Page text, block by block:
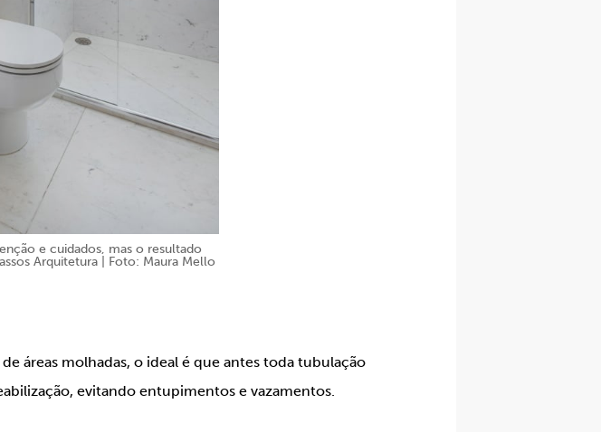
e cuidados, mas o resultado
Arquitetura | Foto: Maura Mello
áreas molhadas, o ideal é que antes toda tubulação
evitando entupimentos e vazamentos.